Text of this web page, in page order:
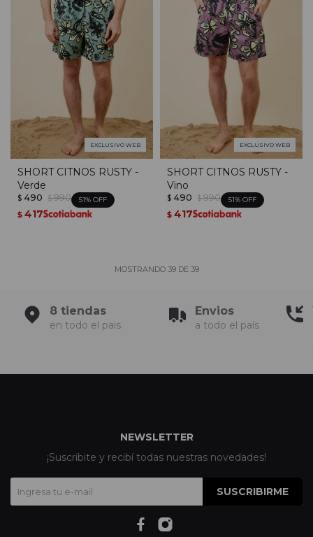
EXCLUSIVO WEB
SHORT CITNOS RUSTY -
Verde
$ 490 $ 990 51
$ 417
EXCLUSIVO WEB
SHORT CITNOS RUSTY -
Vino
$ 490 $ 990 51
$ 417
MOSTRANDO 39DE 39
8 tiendas
en todo el pais
Envios
a todo el país
NEWSLETTER
¡Suscribite y recibí todas nuestras novedades!
SUSCRIBIRME